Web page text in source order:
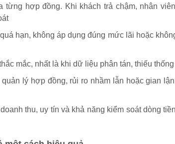
hợp đồng. Khi khách trả chậm, nhân
hạn, không áp dụng đúng mức lãi hoặc
mắc, nhất là khi dữ liệu phân tán, thiếu
lý hợp đồng, rủi ro nhầm lẫn hoặc gian
thu, uy tín và khả năng kiểm soát dòng